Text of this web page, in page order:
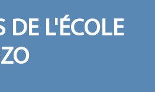
DE L'ÉCOLE